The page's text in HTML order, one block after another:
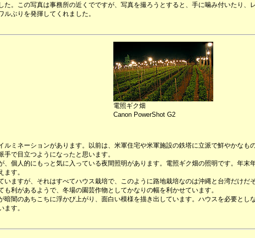
た。この写真は事務所の近くでですが、写真を撮ろうとすると、手に噛み付いたり、
ルぶりを発揮してくれました。
電照ギク畑
Canon PowerShot G2
ルミネーションがあります。以前は、米軍住宅や米軍施設の鉄塔に立派で鮮やかなも
で目立つようになったと思います。
個人的にもっと気に入っている夜間照明があります。電照ギク畑の照明です。年末
す。
ますが、それはすべてハウス栽培で、このように路地栽培なのは沖縄と台湾だけだ
利があるようで、冬場の園芸作物としてかなりの幅を利かせています。
闇のあちこちに浮かび上がり、面白い模様を描き出しています。ハウスを必要とし
す。